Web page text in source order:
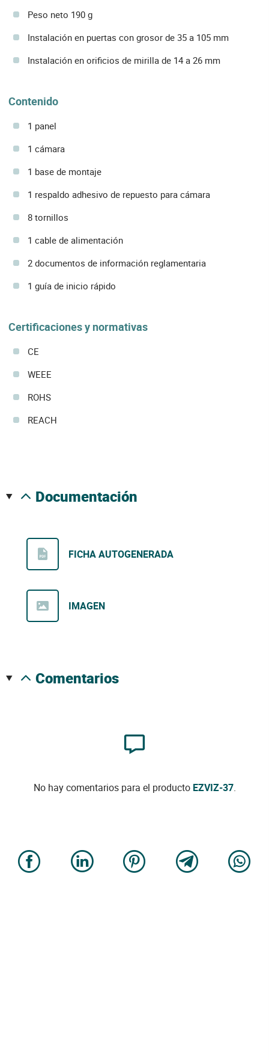
Peso neto 190 g
Instalación en puertas con grosor de 35 a 105 mm
Instalación en orificios de mirilla de 14 a 26 mm
Contenido
1 panel
1 cámara
1 base de montaje
1 respaldo adhesivo de repuesto para cámara
8 tornillos
1 cable de alimentación
2 documentos de información reglamentaria
1 guía de inicio rápido
Certificaciones y normativas
CE
WEEE
ROHS
REACH
documentación
FICHA AUTOGENERADA
IMAGEN
comentarios
No hay comentarios para el producto EZVIZ-37.